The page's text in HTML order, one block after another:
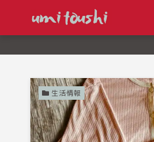
生活情報